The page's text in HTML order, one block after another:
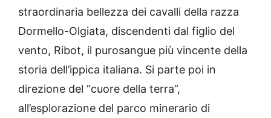
straordinaria bellezza dei cavalli della razza
Dormello-Olgiata, discendenti dal figlio del
vento, Ribot, il purosangue più vincente della
storia dell’ippica italiana. Si parte poi in
direzione del “cuore della terra”,
all’esplorazione del parco minerario di